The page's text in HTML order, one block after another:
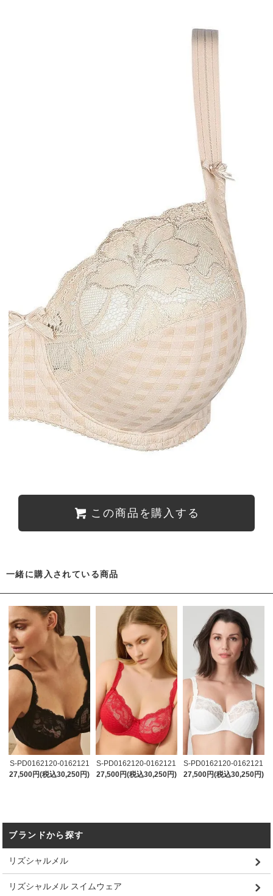
この商品を購入する
一緒に購入されている商品
S-PD0162120-0162121
27,500円(税込30,250円)
S-PD0162120-0162121
27,500円(税込30,250円)
S-PD0162120-0162121
27,500円(税込30,250円)
ブランドから探す
リズシャルメル
リズシャルメル スイムウェア